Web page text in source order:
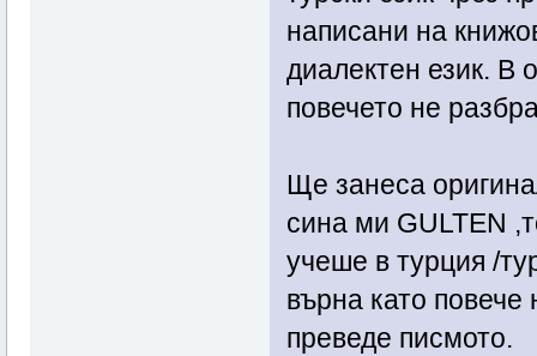
написани на
диалектен език. В
повечето не
Ще занеса
сина ми GULTEN
учеше в турция /
върна като
преведе писмото.